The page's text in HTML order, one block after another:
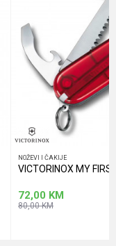
NOŽEVI I ČAKIJE
VICTORINOX MY
72,00 KM
80,00KM